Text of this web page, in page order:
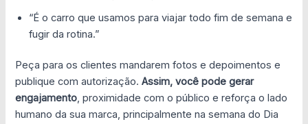
“É o carro que usamos para viajar todo fim de semana e
fugir da rotina.”
Peça para os clientes mandarem fotos e depoimentos e
publique com autorização.Assim, você pode gerar
engajamento, proximidade com o público e reforça o lado
humano da sua marca, principalmente na semana do Dia